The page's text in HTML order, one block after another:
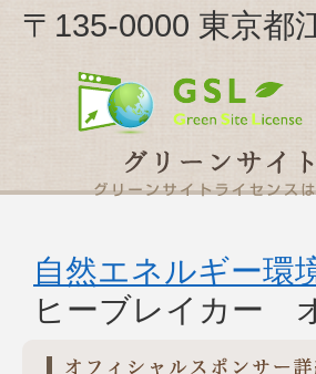
〒135-0000 東京都
自然エネルギー環
ヒーブレイカー